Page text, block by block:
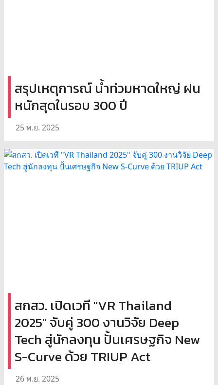
สรุปเหตุการณ์ น้ำท่วมหาดใหญ่ ฝน
หนักสุดในรอบ 300 ปี
25 พ.ย. 2025
สกสว. เปิดเวที "VR Thailand
2025" จับคู่ 300 งานวิจัย Deep
Tech สู่นักลงทุน ปั้นเศรษฐกิจ New
S-Curve ด้วย TRIUP Act
26 พ.ย. 2025